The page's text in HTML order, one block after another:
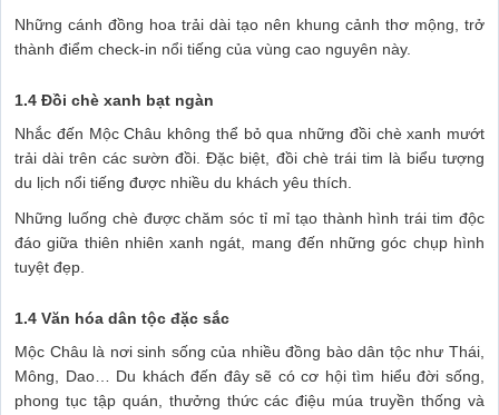
Những cánh đồng hoa trải dài tạo nên khung cảnh thơ mộng, trở
thành điểm check-in nổi tiếng của vùng cao nguyên này.
1.4 Đồi chè xanh bạt ngàn
Nhắc đến Mộc Châu không thể bỏ qua những đồi chè xanh mướt
trải dài trên các sườn đồi. Đặc biệt, đồi chè trái tim là biểu tượng
du lịch nổi tiếng được nhiều du khách yêu thích.
Những luống chè được chăm sóc tỉ mỉ tạo thành hình trái tim độc
đáo giữa thiên nhiên xanh ngát, mang đến những góc chụp hình
tuyệt đẹp.
1.4 Văn hóa dân tộc đặc sắc
Mộc Châu là nơi sinh sống của nhiều đồng bào dân tộc như Thái,
Mông, Dao… Du khách đến đây sẽ có cơ hội tìm hiểu đời sống,
phong tục tập quán, thưởng thức các điệu múa truyền thống và